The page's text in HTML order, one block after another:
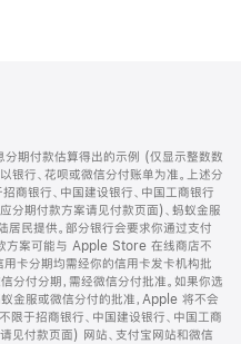
分期付款估算得出的示例 (仅显示整数数
银行、花呗或微信分付账单为准。上述分
商银行、中国建设银行、中国工商银行
分期付款方案请见付款页面)、蚂蚁金服
民提供。部分银行会要求你通过支付
方案可能与 Apple Store 在线商店不
卡分期均需经你的信用卡发卡机构批
分付分期，需经微信分付批准。如果你选
金服或微信分付的批准，Apple 将不会
于招商银行、中国建设银行、中国工商
见付款页面) 网站、支付宝网站和微信